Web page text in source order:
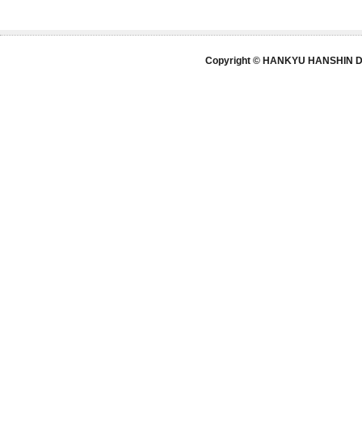
Copyright © HANKYU HANSHIN